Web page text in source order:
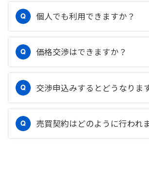
個人でも利用できますか？
価格交渉はできますか？
交渉申込みするとどうなりま
売買契約はどのように行われ